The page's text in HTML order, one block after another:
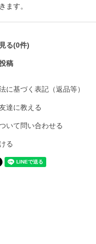
ます。
る(0件)
稿
に基づく表記（返品等）
達に教える
いて問い合わせる
る